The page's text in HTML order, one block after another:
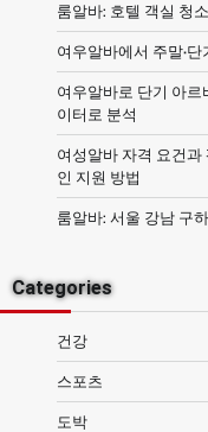
룸알바: 호텔 객실 청
여우알바에서 주말·
여우알바로 단기 아르
이터로 분석
여성알바 자격 요건과
인 지원 방법
룸알바: 서울 강남 구
Categories
건강
스포츠
도박